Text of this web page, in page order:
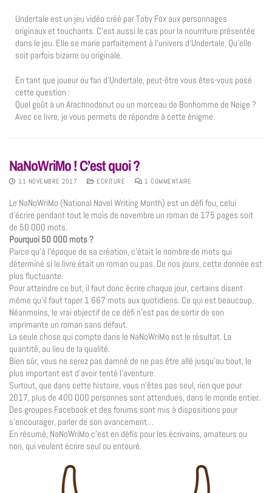
Undertale est un jeu vidéo créé par Toby Fox aux personnages
originaux et touchants. C’est aussi le cas pour la nourriture présentée
dans le jeu. Elle se marie parfaitement à l’univers d’Undertale. Qu’elle
soit parfois bizarre ou originale.
En tant que joueur ou fan d’Undertale, peut-être vous êtes-vous posé
cette question :
Quel goût à un Arachnodonut ou un morceau de Bonhomme de Neige ?
Avec ce livre, je vous permets de répondre à cette énigme.
NaNoWriMo ! C’est quoi ?
11 NOVEMBRE 2017 ECRITURE 1 COMMENTAIRE
Le NaNoWriMo (National Novel Writing Month) est un défi fou, celui
d’écrire pendant tout le mois de novembre un roman de 175 pages soit
de 50 000 mots.
Pourquoi 50 000 mots ?
Parce qu’à l’époque de sa création, c’était le nombre de mots qui
déterminé si le livre était un roman ou pas. De nos jours, cette donnée est
plus fluctuante.
Pour atteindre ce but, il faut donc écrire chaque jour, certains disent
même qu’il faut taper 1 667 mots aux quotidiens. Ce qui est beaucoup.
Néanmoins, le vrai objectif de ce défi n’est pas de sortir de son
imprimante un roman sans défaut.
La seule chose qui compte dans le NaNoWriMo est le résultat. La
quantité, au lieu de la qualité.
Bien sûr, vous ne serez pas damné de ne pas être allé jusqu’au bout, le
plus important est d’avoir tenté l’aventure.
Surtout, que dans cette histoire, vous n’êtes pas seul, rien que pour
2017, plus de 400 000 personnes sont attendues, dans le monde entier.
Des groupes Facebook et des forums sont mis à dispositions pour
s’encourager, parler de son avancement…
En résumé, NaNoWriMo c’est en défis pour les écrivains, amateurs ou
non, qui veulent écrire seul ou entouré.